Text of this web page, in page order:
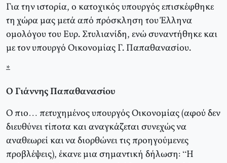
Για την ιστορία, ο κατοχικός υπουργός επισκέφθηκε
τη χώρα μας μετά από πρόσκληση του Έλληνα
ομολόγου του Ευρ. Στυλιανίδη, ενώ συναντήθηκε και
με τον υπουργό Οικονομίας Γ. Παπαθανασίου.
*
Ο Γιάννης Παπαθανασίου
Ο πιο… πετυχημένος υπουργός Οικονομίας (αφού δεν
διευθύνει τίποτα και αναγκάζεται συνεχώς να
αναθεωρεί και να διορθώνει τις προηγούμενες
προβλέψεις), έκανε μια σημαντική δήλωση: “Η